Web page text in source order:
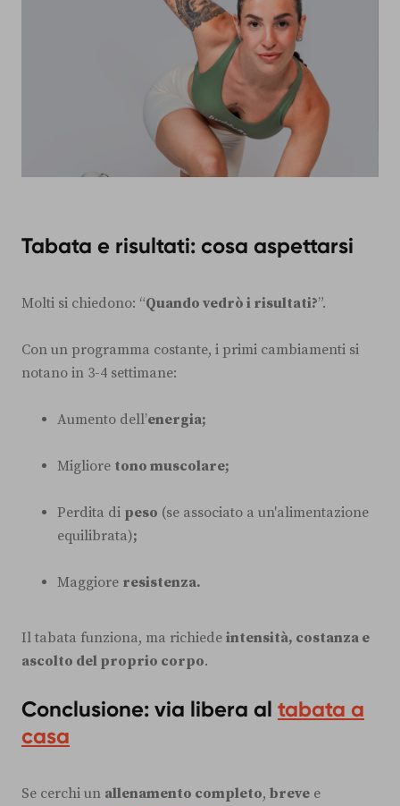
Tabata e risultati: cosa aspettarsi
Molti si chiedono: “Quando vedrò i risultati?”.
Con un programma costante, i primi cambiamenti si
notano in 3-4 settimane:
Aumento dell’energia;
Migliore tono muscolare;
Perdita di peso (se associato a un'alimentazione
equilibrata);
Maggiore resistenza.
Il tabata funziona, ma richiede intensità, costanza e
ascolto del proprio corpo.
Conclusione: via libera al tabata a
casa
Se cerchi un allenamento completo, breve e